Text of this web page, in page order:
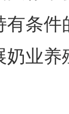
条
业